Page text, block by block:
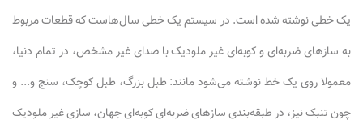
یک خطی نوشته شده است. در سیستم یک خطی سال‌هاست که قطعات مربوط
به سازهای ضربه‌ای و کوبه‌ای غیر ملودیک با صدای غیر مشخص، در تمام دنیا،
معمولا روی یک خط نوشته می‌شود مانند: طبل بزرگ، طبل کوچک، سنج و... و
چون تنبک نیز، در طبقه‌بندی سازهای ضربه‌ای کوبه‌ای جهان، سازی غیر ملودیک